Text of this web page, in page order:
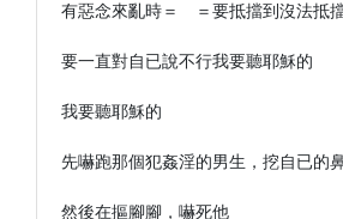
有惡念來亂時＝　＝要抵擋到沒法抵
要一直對自已說不行我要聽耶穌的
我要聽耶穌的
先嚇跑那個犯姦淫的男生，挖自已的
然後在摳腳腳，嚇死他